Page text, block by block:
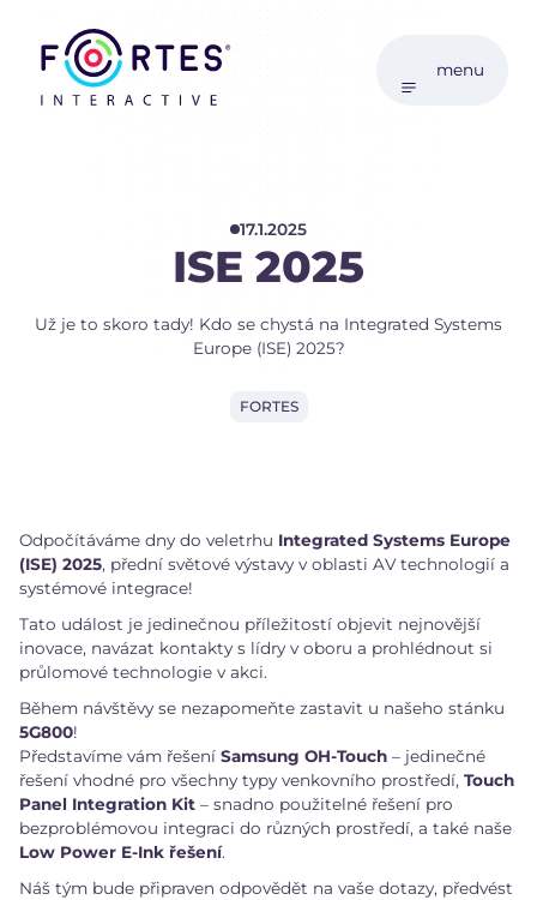
menu
17.1.2025
ISE 2025
Už je to skoro tady! Kdo se chystá na Integrated Systems
Europe (ISE) 2025?
FORTES
Odpočítáváme dny do veletrhu Integrated Systems Europe
(ISE) 2025, přední světové výstavy v oblasti AV technologií a
systémové integrace!
Tato událost je jedinečnou příležitostí objevit nejnovější
inovace, navázat kontakty s lídry v oboru a prohlédnout si
průlomové technologie v akci.
Během návštěvy se nezapomeňte zastavit u našeho stánku
5G800!
Představíme vám řešení Samsung OH-Touch – jedinečné
řešení vhodné pro všechny typy venkovního prostředí, Touch
Panel Integration Kit – snadno použitelné řešení pro
bezproblémovou integraci do různých prostředí, a také naše
Low Power E-Ink řešení.
Náš tým bude připraven odpovědět na vaše dotazy, předvést